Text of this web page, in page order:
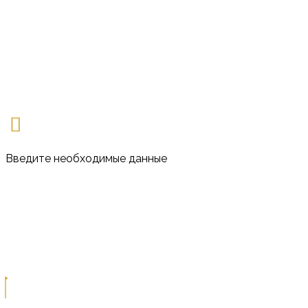
Введите необходимые данные